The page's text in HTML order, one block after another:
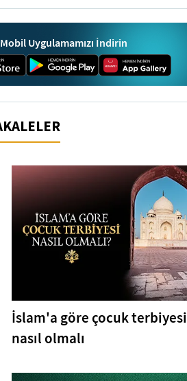
Mobil Uygulamamızı İndirin
İslam'a göre çocuk terbiyesi
nasıl olmalı